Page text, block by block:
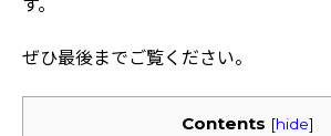
す。
ぜひ最後までご覧ください。
Contents [hide]